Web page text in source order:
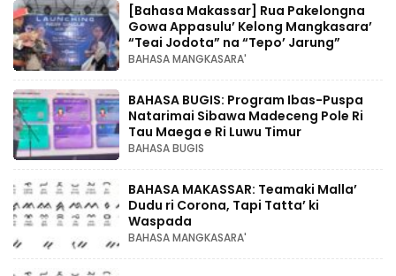
[Bahasa Makassar] Rua Pakelongna
Gowa Appasulu’ Kelong Mangkasara’
“Teai Jodota” na “Tepo’ Jarung”
BAHASA MANGKASARA'
BAHASA BUGIS: Program Ibas-Puspa
Natarimai Sibawa Madeceng Pole Ri
Tau Maega e Ri Luwu Timur
BAHASA BUGIS
BAHASA MAKASSAR: Teamaki Malla’
Dudu ri Corona, Tapi Tatta’ ki
Waspada
BAHASA MANGKASARA'